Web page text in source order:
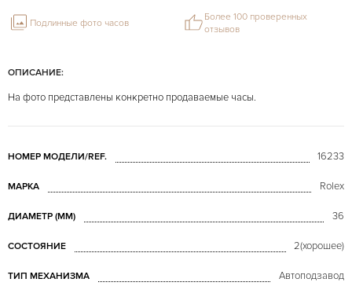
ОПИСАНИЕ:
На фото представлены конкретно продаваемые часы.
НОМЕР МОДЕЛИ/REF. 16233
МАРКА Rolex
ДИАМЕТР (MM) 36
СОСТОЯНИЕ 2(хорошее)
ТИП МЕХАНИЗМА Автоподзавод
Подлинные фото часов
Более 100 проверенных
отзывов